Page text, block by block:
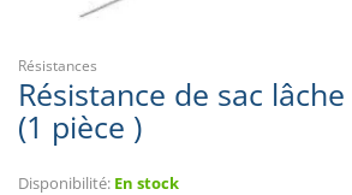
Résistances
Résistance de sac
(1 pièce )
Disponibilité: En stock